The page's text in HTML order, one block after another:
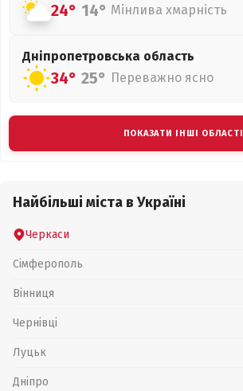
24° 14° Мінлива хмарність
Дніпропетровська область
34° 25° Переважно ясно
ПОКАЗАТИ ІНШІ ОБЛАСТІ
Найбільші міста в Україні
Черкаси
Сімферополь
Вінниця
Чернівці
Луцьк
Дніпро